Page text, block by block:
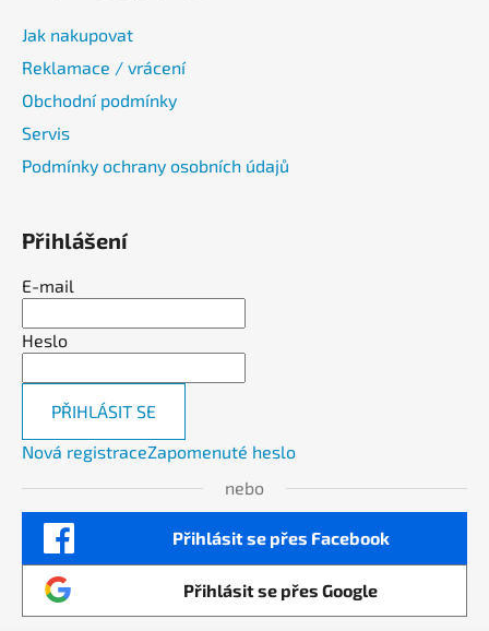
Jak nakupovat
Reklamace / vrácení
Obchodní podmínky
Servis
Podmínky ochrany osobních údajů
Přihlášení
E-mail
Heslo
PŘIHLÁSIT SE
Nová registraceZapomenuté heslo
nebo
Přihlásit se přes Facebook
Přihlásit se přes Google